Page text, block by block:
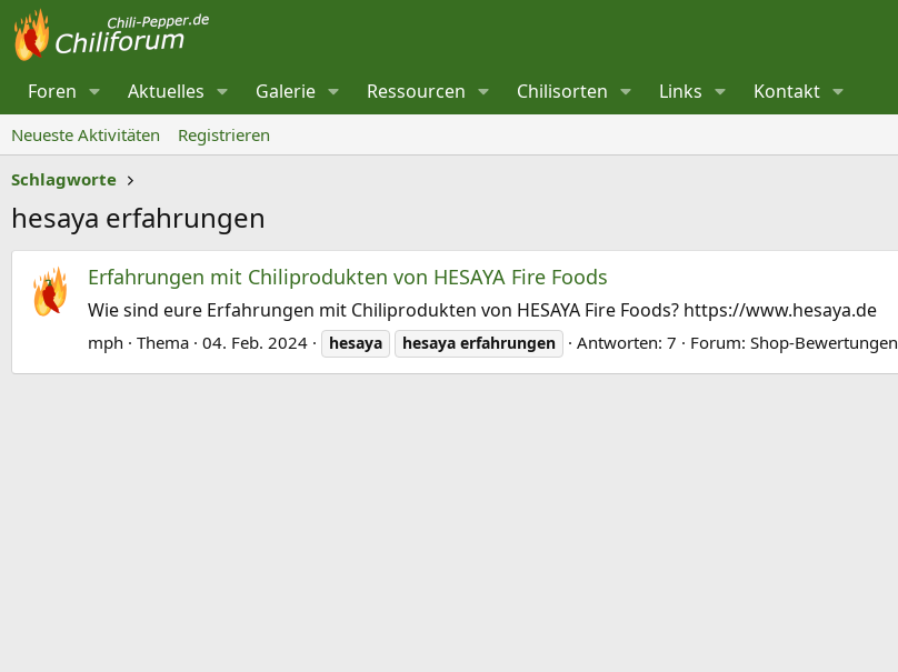
Foren Aktuelles Galerie Ressourcen Chilisorten Links Kontakt
Neueste Aktivitäten
Registrieren
Schlagworte
hesaya erfahrungen
Erfahrungen mit Chiliprodukten von HESAYA Fire Foods
Wie sind eure Erfahrungen mit Chiliprodukten von HESAYA Fire Foods? https://www.hesaya.de
mph Thema 04. Feb. 2024 hesaya hesaya erfahrungen Antworten: 7 Forum: Shop-Bewertungen